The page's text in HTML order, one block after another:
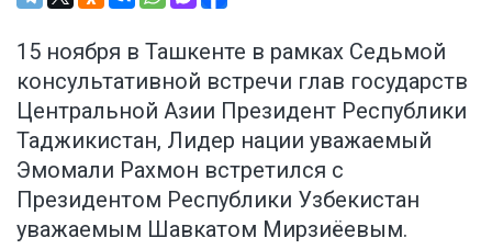
15 ноября в Ташкенте в рамках Седьмой
консультативной встречи глав государств
Центральной Азии Президент Республики
Таджикистан, Лидер нации уважаемый
Эмомали Рахмон встретился с
Президентом Республики Узбекистан
уважаемым Шавкатом Мирзиёевым.